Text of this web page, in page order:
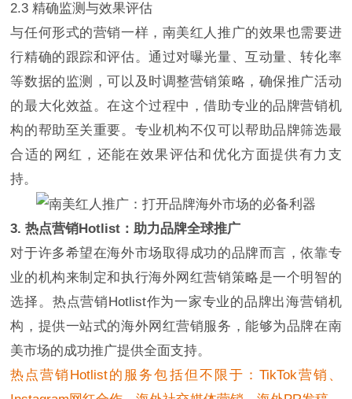
2.3 精确监测与效果评估
与任何形式的营销一样，南美红人推广的效果也需要进
行精确的跟踪和评估。通过对曝光量、互动量、转化率
等数据的监测，可以及时调整营销策略，确保推广活动
的最大化效益。在这个过程中，借助专业的品牌营销机
构的帮助至关重要。专业机构不仅可以帮助品牌筛选最
合适的网红，还能在效果评估和优化方面提供有力支
持。
3. 热点营销Hotlist：助力品牌全球推广
对于许多希望在海外市场取得成功的品牌而言，依靠专
业的机构来制定和执行海外网红营销策略是一个明智的
选择。热点营销Hotlist作为一家专业的品牌出海营销机
构，提供一站式的海外网红营销服务，能够为品牌在南
美市场的成功推广提供全面支持。
热点营销Hotlist的服务包括但不限于：TikTok营销、